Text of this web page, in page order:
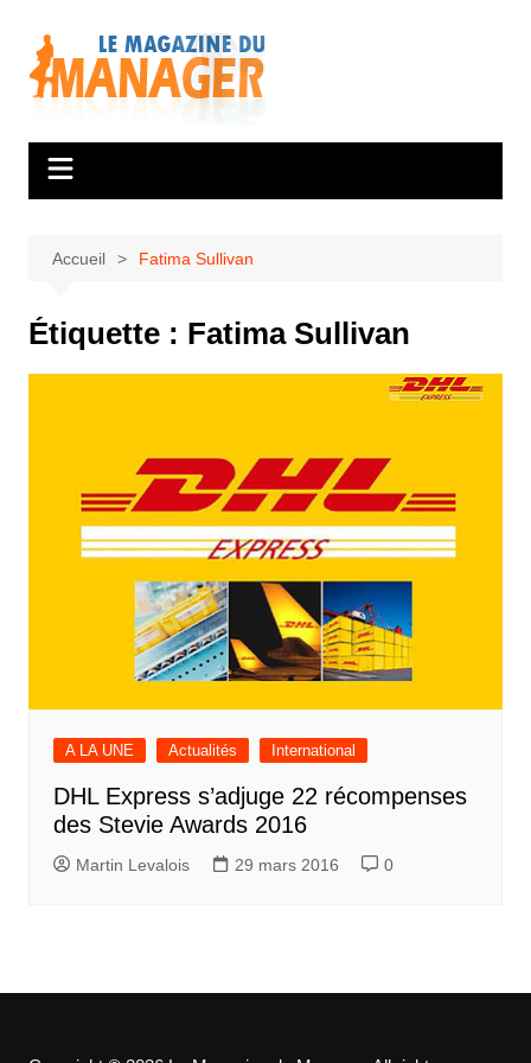
contenu
Accueil Fatima Sullivan
Étiquette : Fatima Sullivan
A LA UNE Actualités International
DHL Express s’adjuge 22 récompenses
des Stevie Awards 2016
Martin Levalois 29 mars 2016 0